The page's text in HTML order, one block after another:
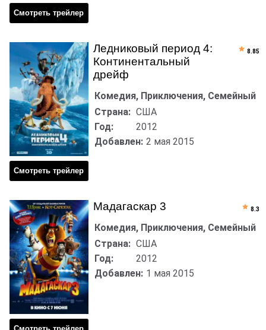
Смотреть трейлер
Ледниковый период 4:
Континентальный
дрейф
Смотреть трейлер
Комедия, Приключения, Семейный
Страна: США
Год:
2012
Добавлен: 2 мая 2015
8.85
Мадагаскар 3
Комедия, Приключения, Семейный
Страна: США
Год:
2012
Добавлен: 1 мая 2015
8.3